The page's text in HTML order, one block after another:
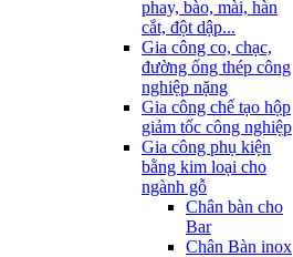
phay, bào, mài, hàn
cắt, đột dập...
Gia công co, chạc,
đường ống thép công
nghiệp nặng
Gia công chế tạo hộp
giảm tốc công nghiệp
Gia công phụ kiện
bằng kim loại cho
ngành gỗ
Chân bàn cho
Bar
Chân Bàn inox